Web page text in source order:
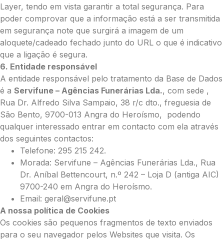
Layer, tendo em vista garantir a total segurança. Para
poder comprovar que a informação está a ser transmitida
em segurança note que surgirá a imagem de um
aloquete/cadeado fechado junto do URL o que é indicativo
que a ligação é segura.
6. Entidade responsável
A entidade responsável pelo tratamento da Base de Dados
é a Servifune – Agências Funerárias Lda., com sede ,
Rua Dr. Alfredo Silva Sampaio, 38 r/c dto., freguesia de
São Bento, 9700-013 Angra do Heroísmo, podendo
qualquer interessado entrar em contacto com ela através
dos seguintes contactos:
Telefone: 295 215 242.
Morada: Servifune – Agências Funerárias Lda., Rua
Dr. Aníbal Bettencourt, n.º 242 – Loja D (antiga AIC)
9700-240 em Angra do Heroísmo.
Email: geral@servifune.pt
A nossa política de Cookies
Os cookies são pequenos fragmentos de texto enviados
para o seu navegador pelos Websites que visita. Os